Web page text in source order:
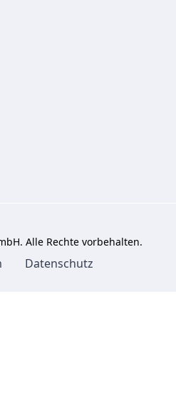
Alle Rechte vorbehalten.
Datenschutz